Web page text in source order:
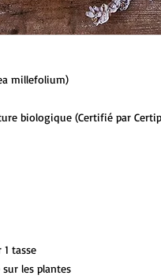
millefolium)
biologique (Certifié par
tasse
sur les plantes